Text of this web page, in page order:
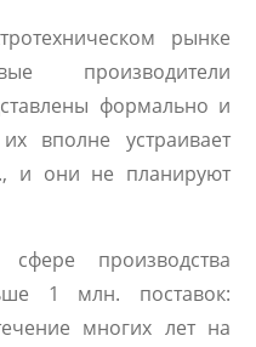
рынке
производители
формально и
вполне устраивает
и они не планируют
производства
1 млн. поставок:
многих лет на